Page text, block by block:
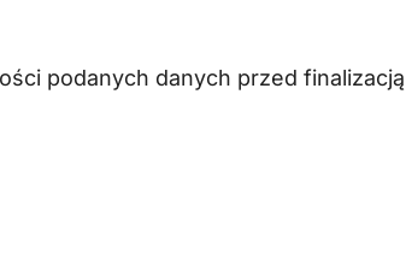
podanych danych przed